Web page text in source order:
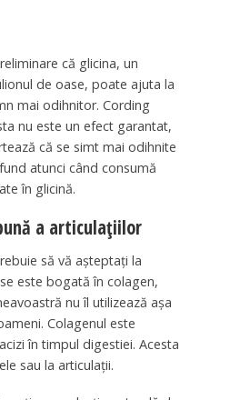
că glicina, un
de oase, poate ajuta la
mai odihnitor. Cording
nu este un efect garantat,
că se simt mai odihnite
atunci când consumă
în glicină.
a articulațiilor
să vă așteptați la
este bogată în colagen,
nu îl utilizează așa
Colagenul este
în timpul digestiei. Acesta
sau la articulații.